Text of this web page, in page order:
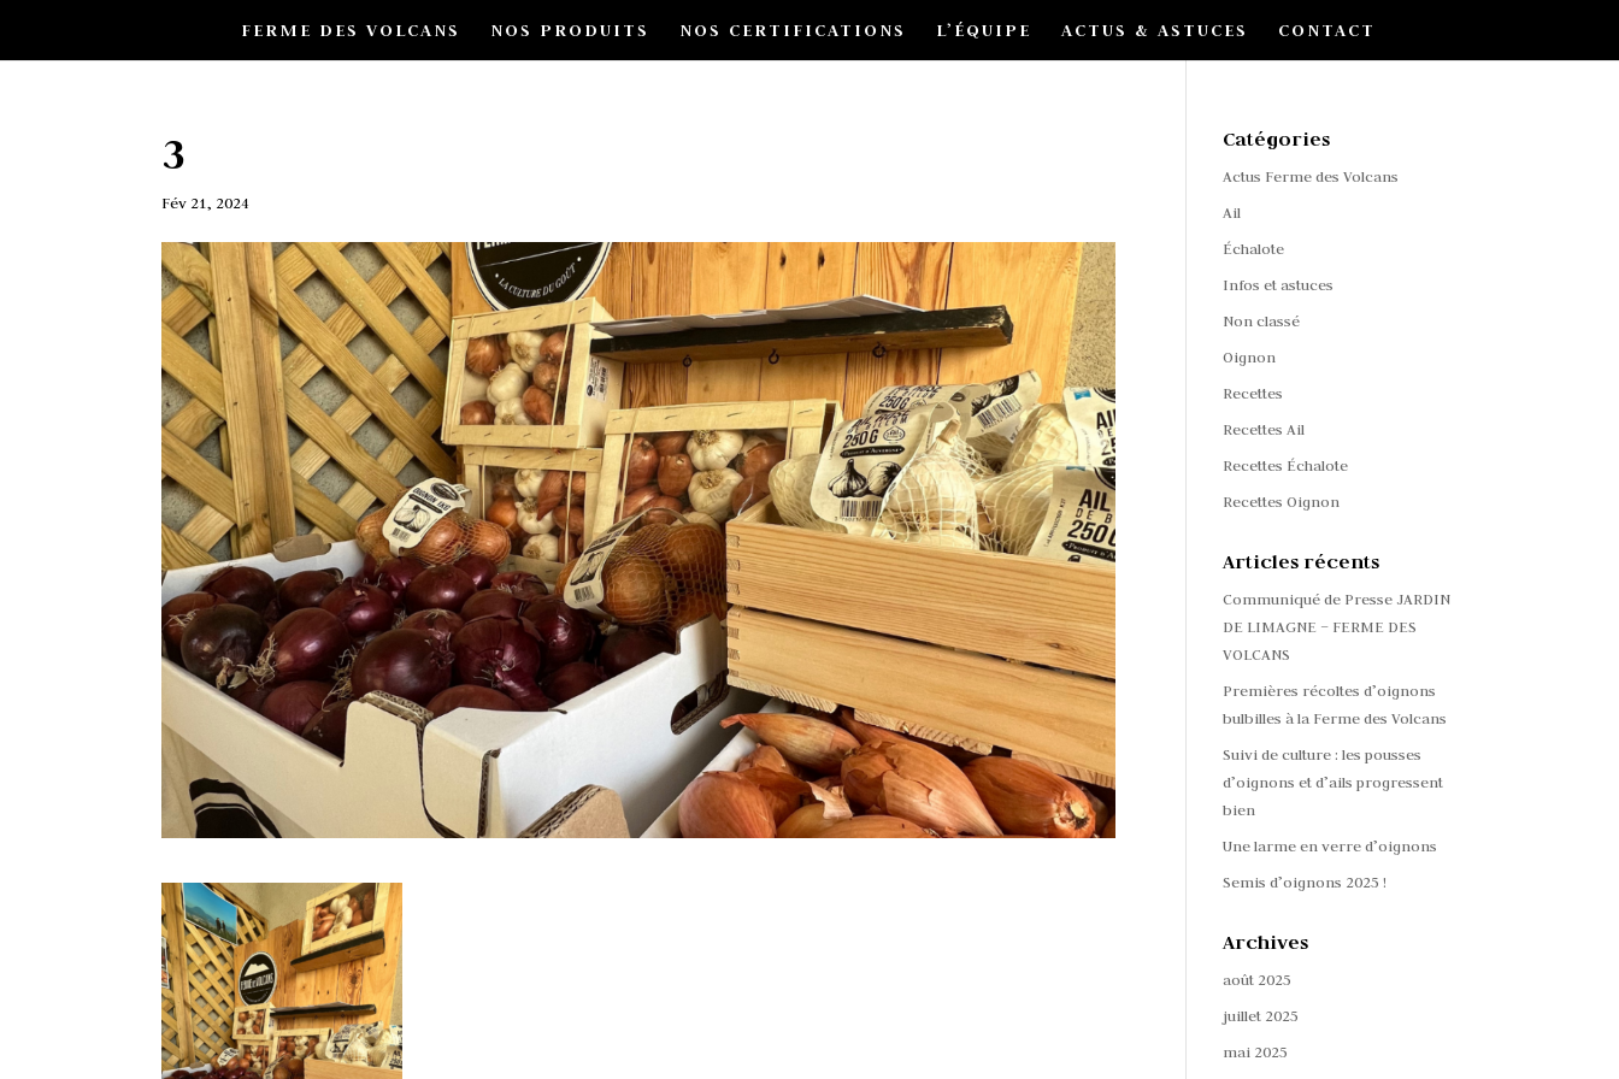
FERME DES VOLCANS NOS PRODUITS NOS CERTIFICATIONS L’ÉQUIPE ACTUS & ASTUCES CONTACT
3
Fév 21, 2024
Catégories
Actus Ferme des Volcans
Ail
Échalote
Infos et astuces
Non classé
Oignon
Recettes
Recettes Ail
Recettes Échalote
Recettes Oignon
Articles récents
Communiqué de Presse JARDIN
DE LIMAGNE – FERME DES
VOLCANS
Premières récoltes d’oignons
bulbilles à la Ferme des Volcans
Suivi de culture : les pousses
d’oignons et d’ails progressent
bien
Une larme en verre d’oignons
Semis d’oignons 2025 !
Archives
août 2025
juillet 2025
mai 2025